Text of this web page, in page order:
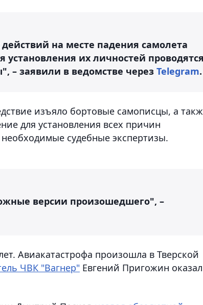
на месте падения самолета
их личностей
– заявили в ведомстве через Telegram.
изъяло бортовые самописцы, а
для установления всех причин
судебные экспертизы.
версии произошедшего", –
Авиакатастрофа произошла в Тверской
ЧВК "Вагнер" Евгений Пригожин